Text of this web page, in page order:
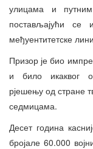
улицама и путним
постављајући се
међуентитетске
Призор је био
и било икаквог
рјешењу од стране
седмицама.
Десет година
бројале 60.000